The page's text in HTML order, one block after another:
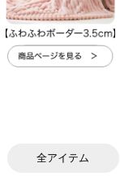
全アイテム